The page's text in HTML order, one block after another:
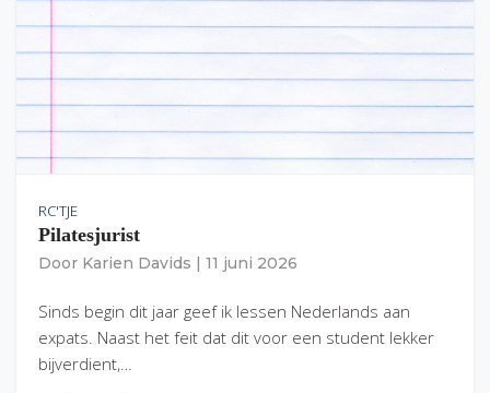
RC'TJE
Pilatesjurist
Door Karien Davids 11 juni 2026
Sinds begin dit jaar geef ik lessen Nederlands aan
expats. Naast het feit dat dit voor een student lekker
bijverdient,…